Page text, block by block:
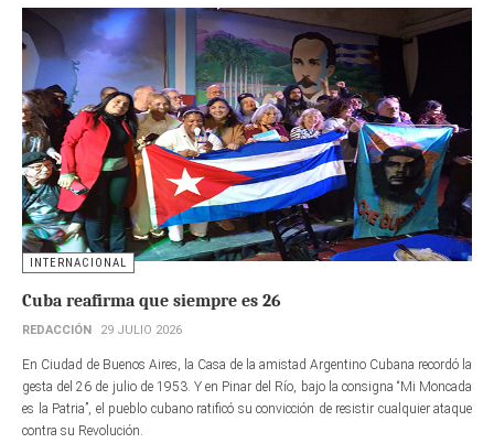
INTERNACIONAL
Cuba reafirma que siempre es 26
REDACCIÓN 29 JULIO 2026
En Ciudad de Buenos Aires, la Casa de la amistad Argentino Cubana recordó la
gesta del 26 de julio de 1953. Y en Pinar del Río, bajo la consigna “Mi Moncada
es la Patria”, el pueblo cubano ratificó su convicción de resistir cualquier ataque
contra su Revolución.